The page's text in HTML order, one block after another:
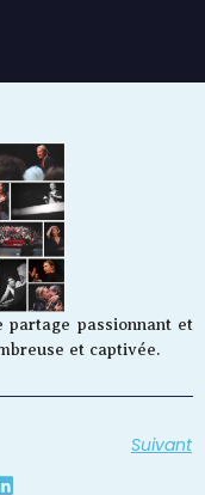
partage passionnant et
et captivée.
Suivant